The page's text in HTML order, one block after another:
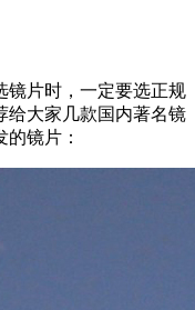
片时，一定要选正规
给大家几款国内著名镜
镜片：